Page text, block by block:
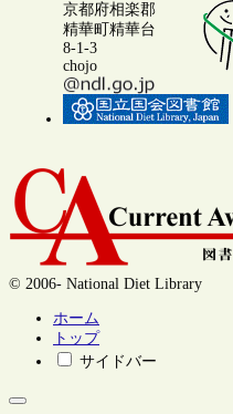
京都府相楽郡
精華町精華台
8-1-3
chojo
© 2006- National Diet Library
ホーム
トップ
サイドバー